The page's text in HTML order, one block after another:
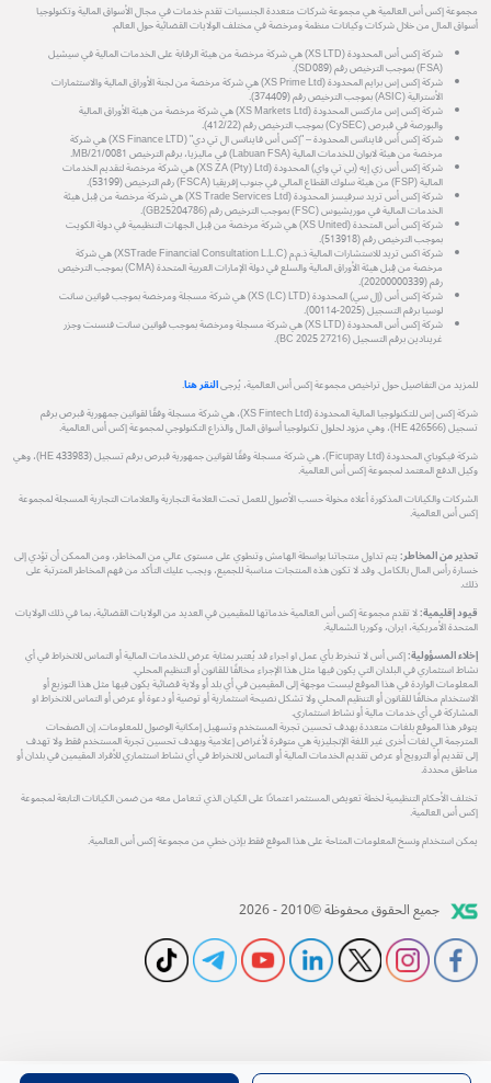
مجموعة إكس أس العالمية هي مجموعة شركات متعددة الجنسيات تقدم خدمات في مجال الأسواق المالية وتكنولوجيا
أسواق المال من خلال شركات وكيانات منظمة ومرخصة في مختلف الولايات القضائية حول العالم.
شركة إكس أس المحدودة (XS LTD) هي شركة مرخصة من هيئة الرقابة على الخدمات المالية في سيشيل
(FSA) بموجب الترخيص رقم (SD089).
شركة إكس إس برايم المحدودة (XS Prime Ltd) هي شركة مرخصة من لجنة الأوراق المالية والاستثمارات
الأسترالية (ASIC) بموجب الترخيص رقم (374409).
شركة إكس إس ماركتس المحدودة (XS Markets Ltd) هي شركة مرخصة من هيئة الأوراق المالية
والبورصة في قبرص (CySEC) بموجب الترخيص رقم (412/22).
شركة إكس أس فاينانس المحدودة – "إكس أس فاينانس ال تي دي" (XS Finance LTD) هي شركة
مرخصة من هيئة لابوان للخدمات المالية (Labuan FSA) في ماليزيا، برقم الترخيص MB/21/0081.
شركة إكس أس زي إيه (بي تي واي) المحدودة (XS ZA (Pty) Ltd) هي شركة مرخصة لتقديم الخدمات
المالية (FSP) من هيئة سلوك القطاع المالي في جنوب إفريقيا (FSCA) رقم الترخيص (53199).
شركة إكس أس تريد سرفيسز المحدودة (XS Trade Services Ltd) هي شركة مرخصة من قِبل هيئة
الخدمات المالية في موريشيوس (FSC) بموجب الترخيص رقم (GB25204786).
شركة إكس أس المتحدة (XS United) هي شركة مرخصة من قِبل الجهات التنظيمية في دولة الكويت
بموجب الترخيص رقم (513918).
شركة اكس تريد للاستشارات المالية ذ.م.م (XSTrade Financial Consultation L.L.C) هي شركة
مرخصة من قِبل هيئة الأوراق المالية والسلع في دولة الإمارات العربية المتحدة (CMA) بموجب الترخيص
رقم (20200000339).
شركة إكس أس (إل سي) المحدودة (XS (LC) LTD) هي شركة مسجلة ومرخصة بموجب قوانين سانت
لوسيا برقم التسجيل (2025-00114).
شركة إكس أس المحدودة (XS LTD) هي شركة مسجلة ومرخصة بموجب قوانين سانت فنسنت وجزر
غرينادين برقم التسجيل (27216 BC 2025).
للمزيد من التفاصيل حول تراخيص مجموعة إكس أس العالمية، يُرجىالنقر هنا.
شركة إكس إس للتكنولوجيا المالية المحدودة (XS Fintech Ltd)، هي شركة مسجلة وفقًا لقوانين جمهورية قبرص برقم
تسجيل (HE 426566)، وهي مزود لحلول تكنولوجيا أسواق المال والذراع التكنولوجي لمجموعة إكس أس العالمية.
شركة فيكوباي المحدودة (Ficupay Ltd)، هي شركة مسجلة وفقًا لقوانين جمهورية قبرص برقم تسجيل (HE 433983)، وهي
وكيل الدفع المعتمد لمجموعة إكس أس العالمية.
الشركات والكيانات المذكورة أعلاه مخولة حسب الأصول للعمل تحت العلامة التجارية والعلامات التجارية المسجلة لمجموعة
إكس أس العالمية.
تحذير من المخاطر:يتم تداول منتجاتنا بواسطة الهامش وتنطوي على مستوى عالي من المخاطر، ومن الممكن أن تؤدي إلى
خسارة رأس المال بالكامل. وقد لا تكون هذه المنتجات مناسبة للجميع، ويجب عليك التأكد من فهم المخاطر المترتبة على
ذلك.
قيود إقليمية:لا تقدم مجموعة إكس أس العالمية خدماتها للمقيمين في العديد من الولايات القضائية، بما في ذلك الولايات
المتحدة الأمريكية، ايران، وكوريا الشمالية.
إخلاء المسؤولية:إكس أس لا تنخرط بأي عمل او اجراء قد يُعتبر بمثابة عرض للخدمات المالية أو التماس للانخراط في أي
نشاط استثماري في البلدان التي يكون فيها مثل هذا الإجراء مخالفًا للقانون أو التنظيم المحلي.
المعلومات الواردة في هذا الموقع ليست موجهة إلى المقيمين في أي بلد أو ولاية قضائية يكون فيها مثل هذا التوزيع أو
الاستخدام مخالفًا للقانون أو التنظيم المحلي ولا تشكل نصيحة استثمارية أو توصية أو دعوة أو عرض أو التماس للانخراط او
المشاركة في أي خدمات مالية أو نشاط استثماري.
يتوفر هذا الموقع بلغات متعددة بهدف تحسين تجربة المستخدم وتسهيل إمكانية الوصول للمعلومات. إن الصفحات
المترجمة الي لغات أخرى غير اللغة الإنجليزية هي متوفرة لأغراض إعلامية وبهدف تحسين تجربة المستخدم فقط ولا تهدف
إلى تقديم أو الترويج أو عرض تقديم الخدمات المالية أو التماس للانخراط في أي نشاط استثماري للأفراد المقيمين في بلدان أو
مناطق محددة.
تختلف الأحكام التنظيمية لخطة تعويض المستثمر اعتمادًا على الكيان الذي تتعامل معه من ضمن الكيانات التابعة لمجموعة
إكس أس العالمية.
يمكن استخدام ونسخ المعلومات المتاحة على هذا الموقع فقط بإذن خطي من مجموعة إكس أس العالمية.
جميع الحقوق محفوظة ©2010 - 2026